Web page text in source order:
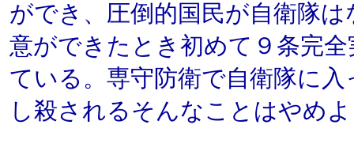
ができ、圧倒的国民が自衛隊
意ができたとき初めて９条完
ている。専守防衛で自衛隊に
し殺されるそんなことはやめ